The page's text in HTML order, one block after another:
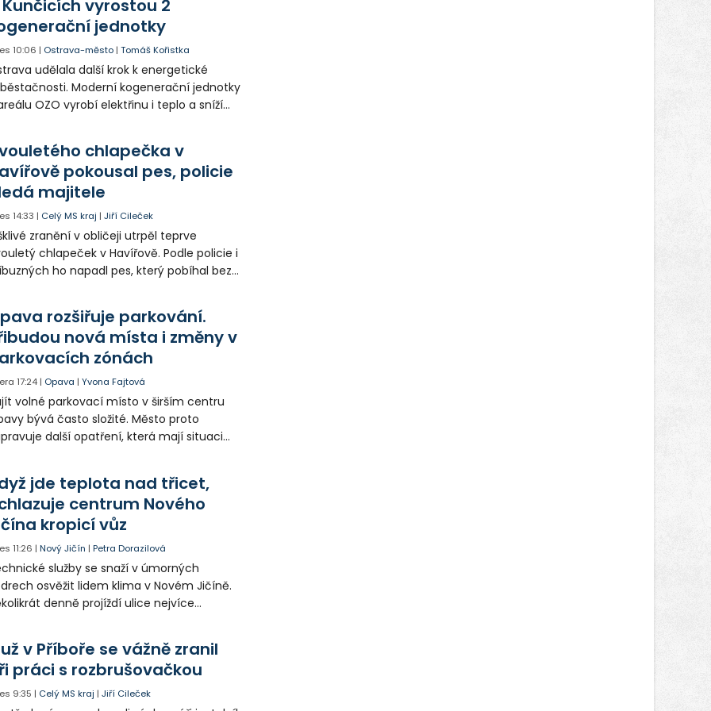
Kunčicích vyrostou 2
jednotky
10:06 | Ostrava-město |Tomáš Kořistka
udělala další krok k energetické
Moderní kogenerační jednotky
OZO vyrobí elektřinu i teplo a sníží
chlapečka v
pokousal pes, policie
majitele
14:33 | Celý MS kraj |Jiří Cileček
zranění v obličeji utrpěl teprve
chlapeček v Havířově. Podle policie i
ho napadl pes, který pobíhal bez
Případem už se zabývá policie, která
psa hledá.
rozšiřuje parkování.
nová místa i změny v
zónách
17:24 | Opava |Yvona Fajtová
volné parkovací místo v širším centru
bývá často složité. Město proto
další opatření, která mají situaci
řidiče v parkovacích zónách.
jde teplota nad třicet,
centrum Nového
kropicí vůz
11:26 |Nový Jičín |Petra Dorazilová
služby se snaží v úmorných
osvěžit lidem klima v Novém Jičíně.
denně projíždí ulice nejvíce
v Příboře se vážně zranil
práci s rozbrušovačkou
9:35 | Celý MS kraj |Jiří Cileček